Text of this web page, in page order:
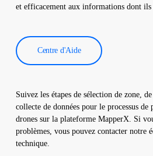
et efficacement aux informations dont ils
Centre d'Aide
Suivez les étapes de sélection de zone,
collecte de données pour le processus
drones sur la plateforme MapperX. Si
problèmes, vous pouvez contacter notre
technique.